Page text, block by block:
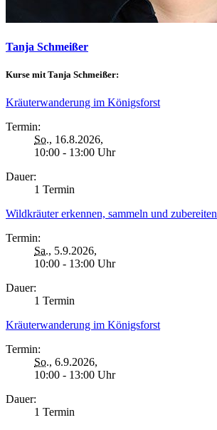
Tanja Schmeißer
Kurse mit Tanja Schmeißer:
Kräuterwanderung im Königsforst
Termin:
So., 16.8.2026,
10:00 - 13:00 Uhr
Dauer:
1 Termin
Wildkräuter erkennen, sammeln und zubereiten
Termin:
Sa., 5.9.2026,
10:00 - 13:00 Uhr
Dauer:
1 Termin
Kräuterwanderung im Königsforst
Termin:
So., 6.9.2026,
10:00 - 13:00 Uhr
Dauer:
1 Termin